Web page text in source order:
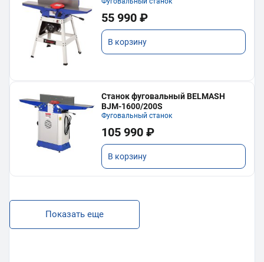
55 990 ₽
В корзину
Станок фуговальный BELMASH
BJM-1600/200S
Фуговальный станок
105 990 ₽
В корзину
Показать еще